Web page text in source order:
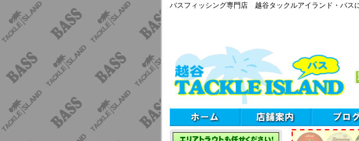
バスフィッシング専門店 越谷タックルアイランド・バス